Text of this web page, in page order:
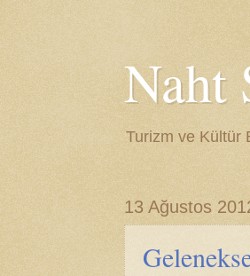
Naht
Turizm ve Kültür
13 Ağustos